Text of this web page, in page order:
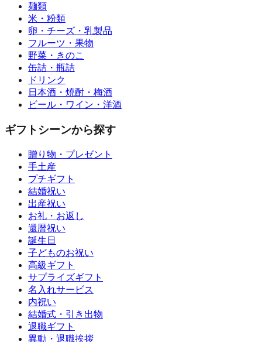
麺類
米・粉類
卵・チーズ・乳製品
フルーツ・果物
野菜・きのこ
缶詰・瓶詰
ドリンク
日本酒・焼酎・梅酒
ビール・ワイン・洋酒
ギフトシーンから探す
贈り物・プレゼント
手土産
プチギフト
結婚祝い
出産祝い
お礼・お返し
還暦祝い
誕生日
子どものお祝い
高級ギフト
サプライズギフト
名入れサービス
内祝い
結婚式・引き出物
退職ギフト
異動・退職挨拶